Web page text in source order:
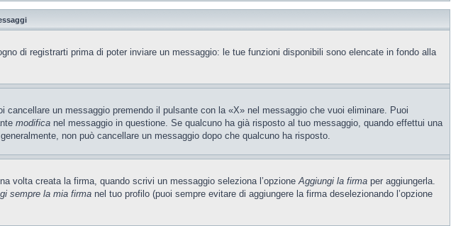
di registrarti prima di poter inviare un messaggio: le tue funzioni disponibili sono elencate in fondo alla
un messaggio premendo il pulsante con la «X» nel messaggio che vuoi eliminare. Puoi
modifica nel messaggio in questione. Se qualcuno ha già risposto al tuo messaggio, quando effettui una
non può cancellare un messaggio dopo che qualcuno ha risposto.
volta creata la firma, quando scrivi un messaggio seleziona l’opzioneAggiungi la firma per aggiungerla.
sempre la mia firma nel tuo profilo (puoi sempre evitare di aggiungere la firma deselezionando l’opzione